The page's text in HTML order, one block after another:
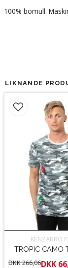
100% bomull.
LIKNANDE
KENZARRO
TROPIC CAMO
DKK 266,06DKK